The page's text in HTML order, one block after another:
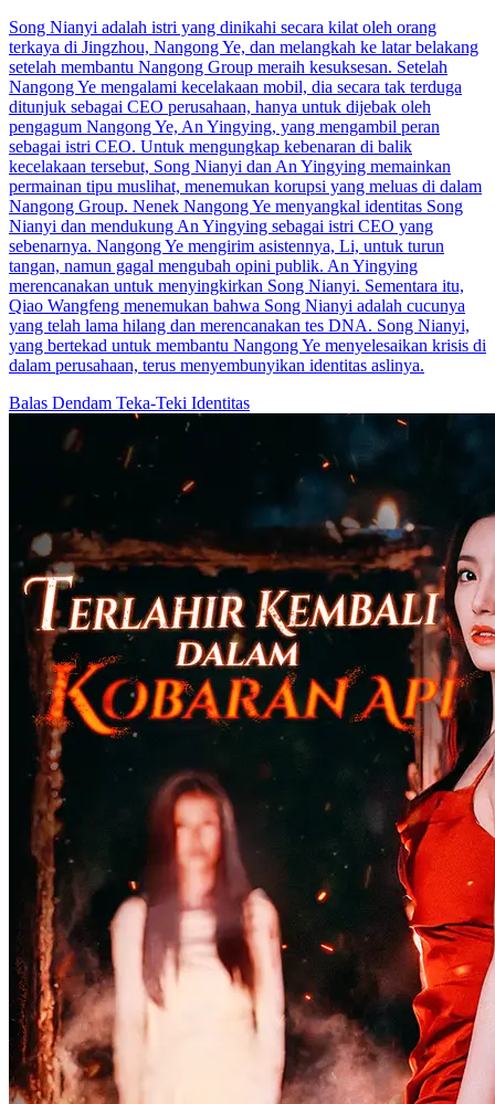
Song Nianyi adalah istri yang dinikahi secara kilat oleh orang
terkaya di Jingzhou, Nangong Ye, dan melangkah ke latar belakang
setelah membantu Nangong Group meraih kesuksesan. Setelah
Nangong Ye mengalami kecelakaan mobil, dia secara tak terduga
ditunjuk sebagai CEO perusahaan, hanya untuk dijebak oleh
pengagum Nangong Ye, An Yingying, yang mengambil peran
sebagai istri CEO. Untuk mengungkap kebenaran di balik
kecelakaan tersebut, Song Nianyi dan An Yingying memainkan
permainan tipu muslihat, menemukan korupsi yang meluas di dalam
Nangong Group. Nenek Nangong Ye menyangkal identitas Song
Nianyi dan mendukung An Yingying sebagai istri CEO yang
sebenarnya. Nangong Ye mengirim asistennya, Li, untuk turun
tangan, namun gagal mengubah opini publik. An Yingying
merencanakan untuk menyingkirkan Song Nianyi. Sementara itu,
Qiao Wangfeng menemukan bahwa Song Nianyi adalah cucunya
yang telah lama hilang dan merencanakan tes DNA. Song Nianyi,
yang bertekad untuk membantu Nangong Ye menyelesaikan krisis di
dalam perusahaan, terus menyembunyikan identitas aslinya.
Balas Dendam Teka-Teki Identitas